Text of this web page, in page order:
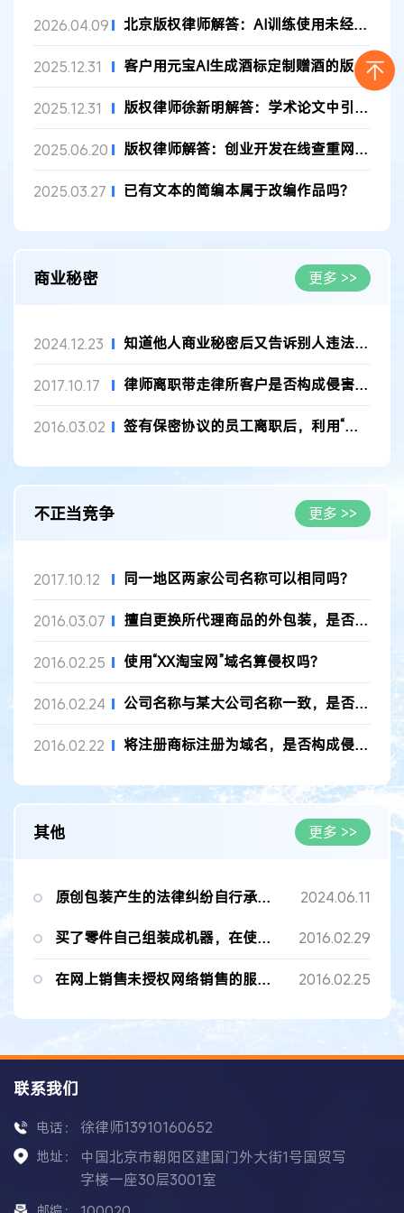
2026.04.09 北京版权律师解答：AI训练使用未经授权内容是否侵权？
2025.12.31 客户用元宝AI生成酒标定制赠酒的版权风险分析
2025.12.31 版权律师徐新明解答：学术论文中引用图片的跨国版权风险与应对建...
2025.06.20 版权律师解答：创业开发在线查重网站，是否会构成版权侵权？
2025.03.27 已有文本的简编本属于改编作品吗？
商业秘密 更多 >>
2024.12.23 知道他人商业秘密后又告诉别人违法吗？
2017.10.17 律师离职带走律所客户是否构成侵害商业秘密？
2016.03.02 签有保密协议的员工离职后，利用“经验”开发相同产品，是否违反...
不正当竞争 更多 >>
2017.10.12 同一地区两家公司名称可以相同吗？
2016.03.07 擅自更换所代理商品的外包装，是否有侵权风险？
2016.02.25 使用“XX淘宝网”域名算侵权吗？
2016.02.24 公司名称与某大公司名称一致，是否构成侵权？
2016.02.22 将注册商标注册为域名，是否构成侵权？
其他 更多 >>
原创包装产生的法律纠纷自行承担的协议有法律效力吗？ 2024.06.11
买了零件自己组装成机器，在使用过程中出现人员伤亡，谁承担责任... 2016.02.29
在网上销售未授权网络销售的服装，是否构成侵权？ 2016.02.25
联系我们
电话： 徐律师13910160652
地址：
中国北京市朝阳区建国门外大街1号国贸写
字楼一座30层3001室